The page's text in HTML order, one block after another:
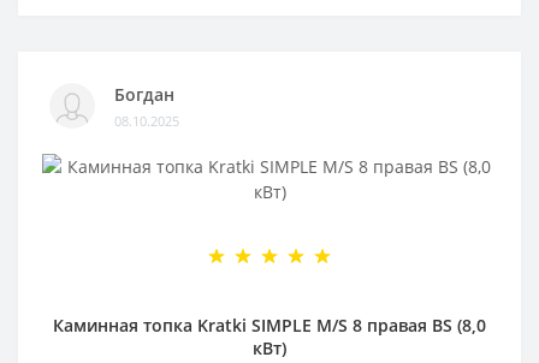
Богдан
08.10.2025
Каминная топка Kratki SIMPLE M/S 8 правая BS (8,0
кВт)